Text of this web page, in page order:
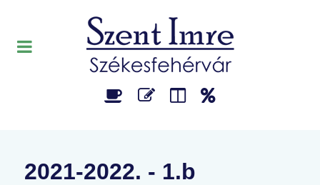
2021-2022. - 1.b